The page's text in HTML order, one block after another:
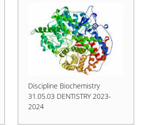
Discipline Biochemistry
31.05.03 DENTISTRY 2023-
2024